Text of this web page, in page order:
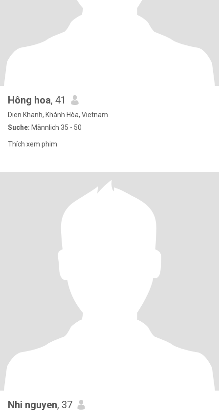
Hông hoa, 41
Dien Khanh, Khánh Hòa, Vietnam
Suche: Männlich 35 - 50
Thích xem phim
Nhi nguyen, 37